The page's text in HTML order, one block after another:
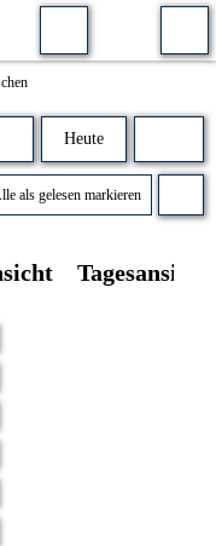
Heute
als gelesen markieren
Tagesansicht